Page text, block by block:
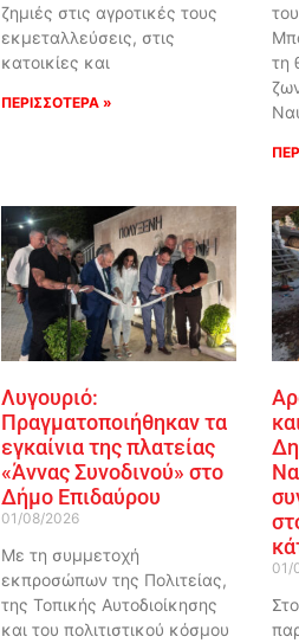
ζημιές στις αγροτικές τους
εκμεταλλεύσεις, στις
κατοικίες και
ΠΕΡΙΣΣΟΤΕΡΑ »
τη
Λυγουριό:
Πραγματοποιήθηκαν τα
εγκαίνια της πλατείας
«Άννας Συνοδινού» στο
Δήμο Επιδαύρου
01/08/2026
Με τη συμμετοχή
εκπροσώπων της Πολιτείας,
της Τοπικής Αυτοδιοίκησης
και του πολιτιστικού κόσμου
01/